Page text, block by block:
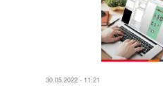
30.05.2022 - 11:21